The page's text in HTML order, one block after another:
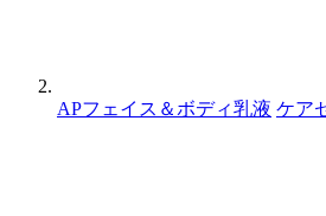
APフェイス＆ボディ乳液 ケア